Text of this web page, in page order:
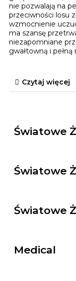
nie pozwalają na
przeciwności losu
wzmocnienie
ma szansę
niezapomniane
gwałtowną i
Czytaj więcej
Światowe
Światowe
Światowe
Medical